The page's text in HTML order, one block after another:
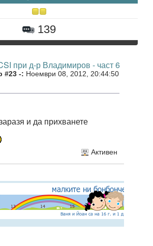
139
при д-р Владимиров - част 6
#23 -: Ноември 08, 2012, 20:44:50
и да прихванете
Активен